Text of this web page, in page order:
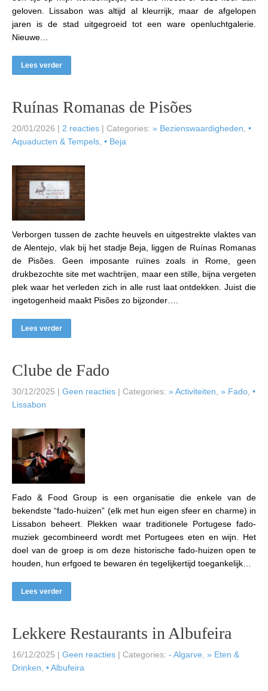
geloven. Lissabon was altijd al kleurrijk, maar de afgelopen
jaren is de stad uitgegroeid tot een ware openluchtgalerie.
Nieuwe…
Lees verder
Ruínas Romanas de Pisões
20/01/2026 | 2 reacties | Categories: » Bezienswaardigheden, •
Aquaducten & Tempels, • Beja
Verborgen tussen de zachte heuvels en uitgestrekte vlaktes van
de Alentejo, vlak bij het stadje Beja, liggen de Ruínas Romanas
de Pisões. Geen imposante ruïnes zoals in Rome, geen
drukbezochte site met wachtrijen, maar een stille, bijna vergeten
plek waar het verleden zich in alle rust laat ontdekken. Juist die
ingetogenheid maakt Pisões zo bijzonder….
Lees verder
Clube de Fado
30/12/2025 | Geen reacties | Categories: » Activiteiten » Fado •
Lissabon
Fado & Food Group is een organisatie die enkele van de
bekendste “fado-huizen” (elk met hun eigen sfeer en charme) in
Lissabon beheert. Plekken waar traditionele Portugese fado-
muziek gecombineerd wordt met Portugees eten en wijn. Het
doel van de groep is om deze historische fado-huizen open te
houden, hun erfgoed te bewaren én tegelijkertijd toegankelijk…
Lees verder
Lekkere Restaurants in Albufeira
16/12/2025 | Geen reacties | Categories: - Algarve » Eten &
Drinken • Albufeira